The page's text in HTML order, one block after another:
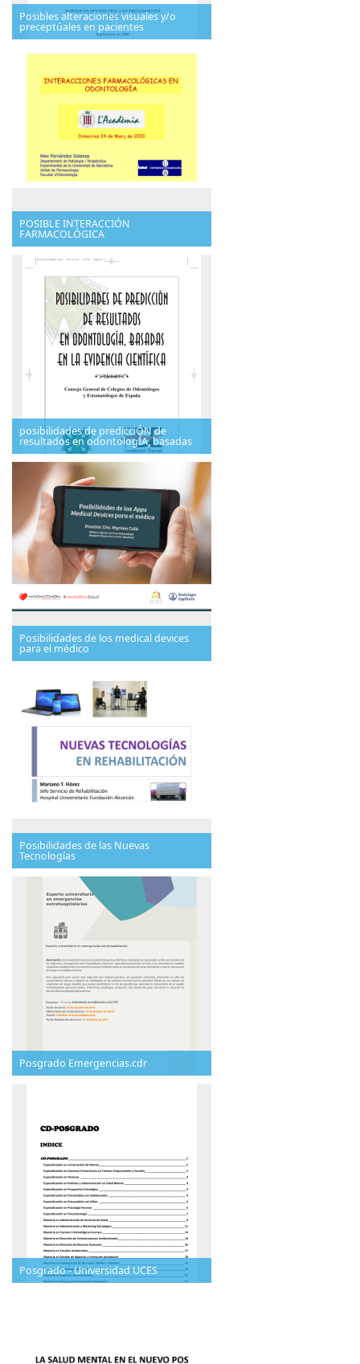
Posibles alteraciones visuales y/o
preceptúales en pacientes
POSIBLE INTERACCIÓN
FARMACOLÓGICA
posibilidades de predicciÓN de
resultados en odontologÍA, basadas
Posibilidades de los medical devices
para el médico
Posibilidades de las Nuevas
Tecnologías
Posgrado Emergencias.cdr
Posgrado - Universidad UCES